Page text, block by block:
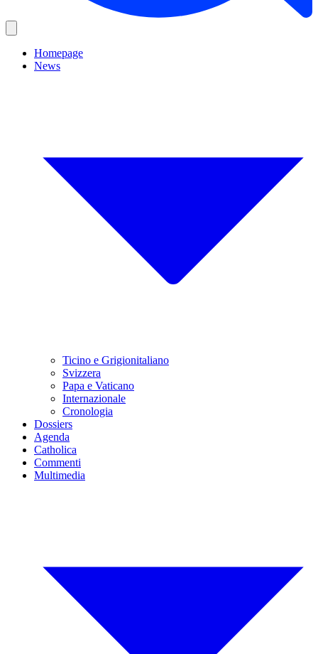
Homepage
News
Ticino e Grigionitaliano
Svizzera
Papa e Vaticano
Internazionale
Cronologia
Dossiers
Agenda
Catholica
Commenti
Multimedia